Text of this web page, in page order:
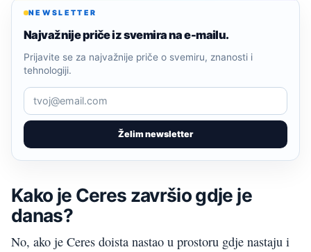
NEWSLETTER
Najvažnije priče iz svemira na e-mailu.
Želim newsletter
Prijavite se za najvažnije priče o svemiru, znanosti i
tehnologiji.
Kako je Ceres završio gdje je
danas?
No, ako je Ceres doista nastao u prostoru gdje nastaju i